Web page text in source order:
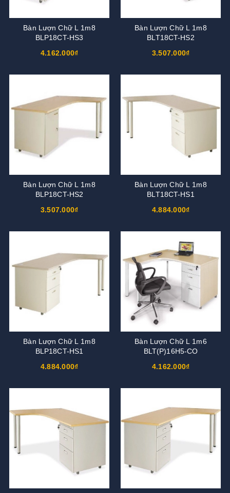
Bàn Lượn Chữ L 1m8
BLP18CT-HS3
4.162.000₫
Bàn Lượn Chữ L 1m8
BLT18CT-HS2
3.507.000₫
Bàn Lượn Chữ L 1m8
BLP18CT-HS2
3.507.000₫
Bàn Lượn Chữ L 1m8
BLT18CT-HS1
4.884.000₫
Bàn Lượn Chữ L 1m8
BLP18CT-HS1
4.884.000₫
Bàn Lượn Chữ L 1m6
BLT(P)16H5-CO
4.162.000₫